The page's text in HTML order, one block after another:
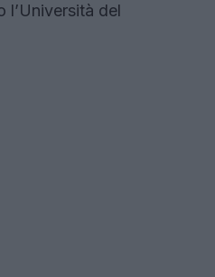
l’Università del